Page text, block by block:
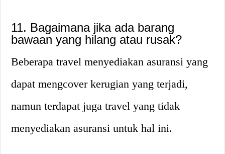
11. Bagaimana jika ada barang
bawaan yang hilang atau rusak?
Beberapa travel menyediakan asuransi yang
dapat mengcover kerugian yang terjadi,
namun terdapat juga travel yang tidak
menyediakan asuransi untuk hal ini.